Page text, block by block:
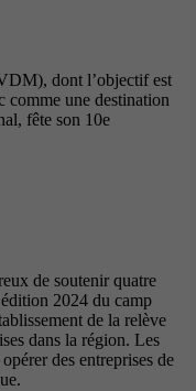
dont l’objectif est
comme une destination
fête son 10e
de soutenir quatre
2024 du camp
de la relève
dans la région. Les
des entreprises de